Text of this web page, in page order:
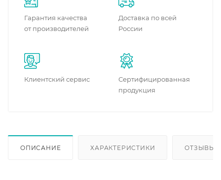
Гарантия качества
от производителей
Доставка по всей
России
Клиентский сервис
Сертифицированная
продукция
ОПИСАНИЕ ХАРАКТЕРИСТИКИ ОТЗЫВЫ